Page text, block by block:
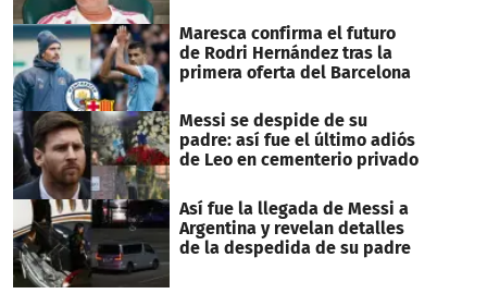
Maresca confirma el futuro
de Rodri Hernández tras la
primera oferta del Barcelona
Messi se despide de su
padre: así fue el último adiós
de Leo en cementerio privado
Así fue la llegada de Messi a
Argentina y revelan detalles
de la despedida de su padre